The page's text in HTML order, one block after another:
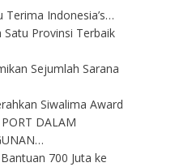
Terima Indonesia’s…
Provinsi Terbaik
Sejumlah Sarana
Siwalima Award
DALAM
700 Juta ke